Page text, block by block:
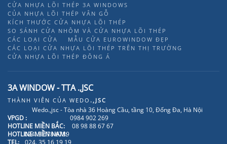
CỬA NHỰA LÕI THÉP 3A WINDOWS
CỦA NHỰA LÕI THÉP VÂN GỖ
KÍCH THƯỚC CỬA NHỰA LÕI THÉP
SO SÁNH CỬA NHÔM VÀ CỬA NHỰA LÕI THÉP
CÁC LOẠI CỬA
MẪU CỬA EUROWINDOW ĐẸP
CÁC LOẠI CỬA NHỰA LÕI THÉP TRÊN THỊ TRƯỜNG
CỬA NHỰA LÕI THÉP ĐÔNG Á
3A WINDOW - TTA .,JSC
THÀNH VIÊN CỦA WEDO .,JSC
VPGD :
Wedo.,jsc - Tòa nhà 36 Hoàng Cầu, tầng 10, Đống Đa, Hà Nội
HOTLINE MIỀN BẮC:
0984 902 269
HOTLINE MIỀN NAM:
08 98 88 67 67
TEL:
024. 3 678 6789
024. 35 16 19 19